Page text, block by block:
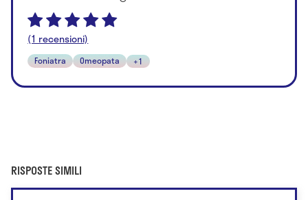
(1 recensioni)
Foniatra Omeopata +1
RISPOSTE SIMILI